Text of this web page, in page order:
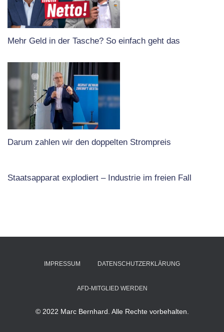
Mehr Geld in der Tasche? So einfach geht das
Darum zahlen wir den doppelten Strompreis
Staatsapparat explodiert – Industrie im freien Fall
IMPRESSUM DATENSCHUTZERKLÄRUNG
AFD-MITGLIED WERDEN
© 2022 Marc Bernhard. Alle Rechte vorbehalten.